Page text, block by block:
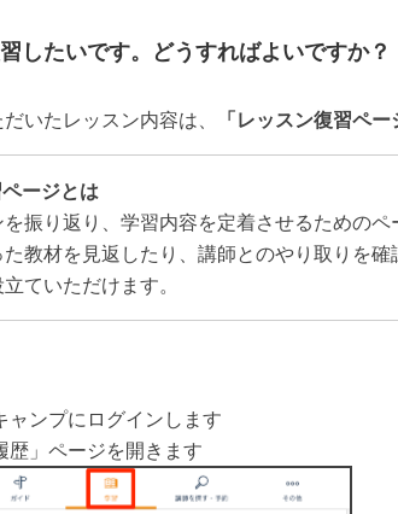
したいです。どうすればよいですか？
いたレッスン内容は、 「レッスン復習ペー
ージとは
振り返り、学習内容を定着させるためのペ
教材を見返したり、講師とのやり取りを
ていただけます。
ンプにログインします
」ページを開きます